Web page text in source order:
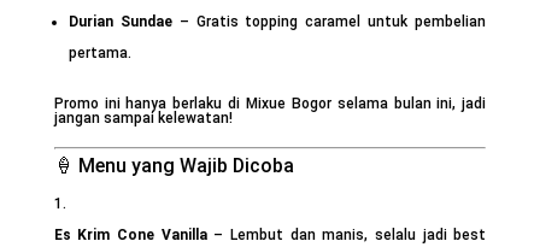
Durian Sundae– Gratis topping caramel untuk pembelian
pertama.
Promo ini hanya berlaku di Mixue Bogor selama bulan ini, jadi
jangan sampai kelewatan!
🍦 Menu yang Wajib Dicoba
Es Krim Cone Vanilla– Lembut dan manis, selalu jadi best